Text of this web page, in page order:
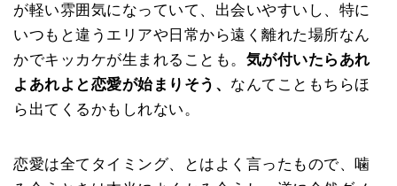
が軽い雰囲気になっていて、出会いやすいし、特に
いつもと違うエリアや日常から遠く離れた場所なん
かでキッカケが生まれることも。 気が付いたらあれ
よあれよと恋愛が始まりそう、 なんてこともちらほ
ら出てくるかもしれない。
恋愛は全てタイミング、とはよく言ったもので、噛